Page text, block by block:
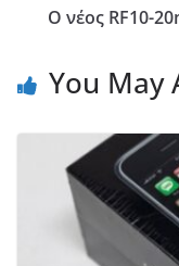
Ο νέος RF10-
You May